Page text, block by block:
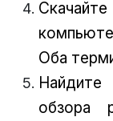
Скачайте
Оба
обзора